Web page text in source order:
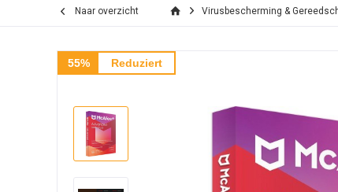
Naar overzicht Virusbescherming &
55% Reduziert